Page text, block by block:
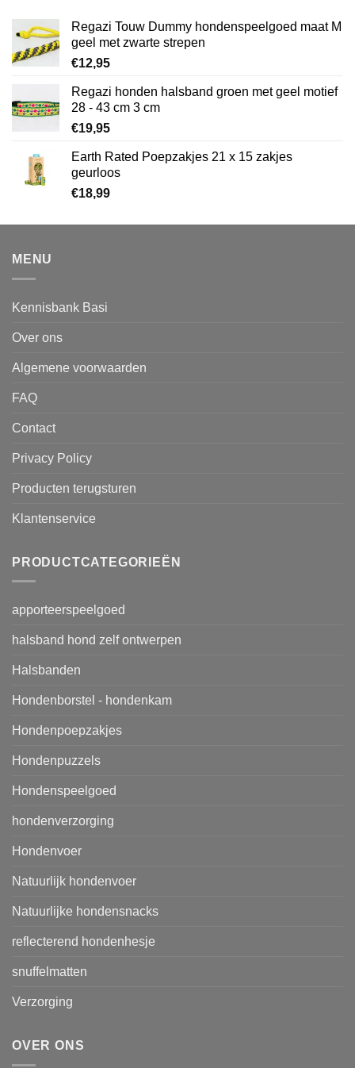
Regazi Touw Dummy hondenspeelgoed maat M
geel met zwarte strepen
€12,95
Regazi honden halsband groen met geel motief
28 - 43 cm 3 cm
€19,95
Earth Rated Poepzakjes 21 x 15 zakjes
geurloos
€18,99
MENU
Kennisbank Basi
Over ons
Algemene voorwaarden
FAQ
Contact
Privacy Policy
Producten terugsturen
Klantenservice
PRODUCTCATEGORIEËN
apporteerspeelgoed
halsband hond zelf ontwerpen
Halsbanden
Hondenborstel - hondenkam
Hondenpoepzakjes
Hondenpuzzels
Hondenspeelgoed
hondenverzorging
Hondenvoer
Natuurlijk hondenvoer
Natuurlijke hondensnacks
reflecterend hondenhesje
snuffelmatten
Verzorging
OVER ONS